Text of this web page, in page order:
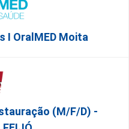
I OralMED Moita
(m/f/d) -